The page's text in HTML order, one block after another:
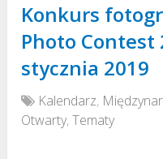
Konkurs
Photo Contest
stycznia 2019
Kalendarz,
Otwarty,Tematy